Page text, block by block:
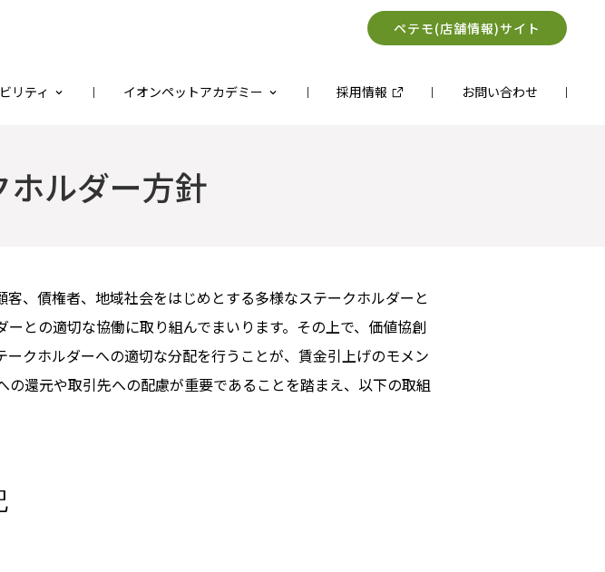
ペテモ(店舗情報)サイト
リティ イオンペットアカデミー 採用情報 お問い合わせ
ルダー方針
、債権者、地域社会をはじめとする多様なステークホルダーと
との適切な協働に取り組んでまいります。その上で、価値協創
クホルダーへの適切な分配を行うことが、賃金引上げのモメン
還元や取引先への配慮が重要であることを踏まえ、以下の取組